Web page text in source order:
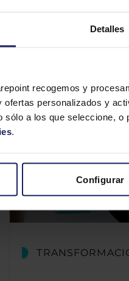
Detalles
recogemos y
personalizados y
a los que seleccione,
.
Configurar